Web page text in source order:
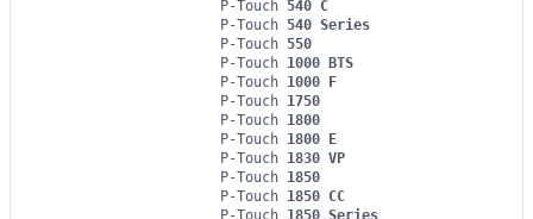
P-Touch 540 C
P-Touch 540 Series
P-Touch 550
P-Touch 1000 BTS
P-Touch 1000 F
P-Touch 1750
P-Touch 1800
P-Touch 1800 E
P-Touch 1830 VP
P-Touch 1850
P-Touch 1850 CC